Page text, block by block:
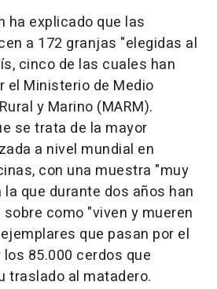
ha explicado que las
a 172 granjas "elegidas al
cinco de las cuales han
el Ministerio de Medio
y Marino (MARM).
se trata de la mayor
a nivel mundial en
con una muestra "muy
que durante dos años han
como "viven y mueren
que pasan por el
85.000 cerdos que
traslado al matadero.